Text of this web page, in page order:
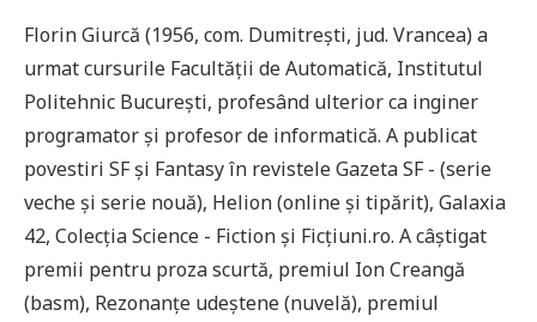
Florin Giurcă (1956, com. Dumitrești, jud. Vrancea) a
urmat cursurile Facultății de Automatică, Institutul
Politehnic București, profesând ulterior ca inginer
programator și profesor de informatică. A publicat
povestiri SF și Fantasy în revistele Gazeta SF - (serie
veche și serie nouă), Helion (online și tipărit), Galaxia
42, Colecția Science - Fiction și Ficțiuni.ro. A câștigat
premii pentru proza scurtă, premiul Ion Creangă
(basm), Rezonanțe udeștene (nuvelă), premiul